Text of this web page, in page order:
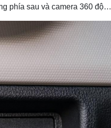
phía sau và camera 360 độ…